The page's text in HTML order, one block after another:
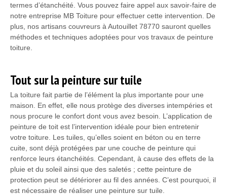
termes d’étanchéité. Vous pouvez faire appel aux savoir-faire de
notre entreprise MB Toiture pour effectuer cette intervention. De
plus, nos artisans couvreurs à Autouillet 78770 sauront quelles
méthodes et techniques adoptées pour vos travaux de peinture
toiture.
Tout sur la peinture sur tuile
La toiture fait partie de l’élément la plus importante pour une
maison. En effet, elle nous protège des diverses intempéries et
nous procure le confort dont vous avez besoin. L’application de
peinture de toit est l’intervention idéale pour bien entretenir
votre toiture. Les tuiles, qu’elles soient en béton ou en terre
cuite, sont déjà protégées par une couche de peinture qui
renforce leurs étanchéités. Cependant, à cause des effets de la
pluie et du soleil ainsi que des saletés ; cette peinture de
protection peut se détériorer au fil des années. C’est pourquoi, il
est nécessaire de réaliser une peinture sur tuile.